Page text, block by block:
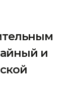
и